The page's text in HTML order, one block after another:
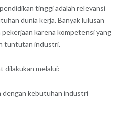
tinggi adalah relevansi
dunia kerja. Banyak lulusan
karena kompetensi yang
tuntutan industri.
dilakukan melalui:
dengan kebutuhan industri